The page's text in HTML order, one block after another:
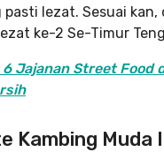
pasti lezat. Sesuai kan,
ke-2 Se-Timur
6 Jajanan Street Food
Kambing Muda